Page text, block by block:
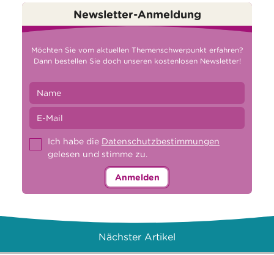
Newsletter-Anmeldung
Möchten Sie vom aktuellen Themenschwerpunkt erfahren?
Dann bestellen Sie doch unseren kostenlosen Newsletter!
Ich habe die Datenschutzbestimmungen
gelesen und stimme zu.
Anmelden
Nächster Artikel